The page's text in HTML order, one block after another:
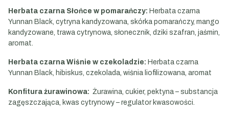
Herbata czarna Słońce w pomarańczy: Herbata czarna
Yunnan Black, cytryna kandyzowana, skórka pomarańczy, mango
kandyzowane, trawa cytrynowa, słonecznik, dziki szafran, jaśmin,
aromat.
Herbata czarna Wiśnie w czekoladzie: Herbata czarna
Yunnan Black, hibiskus, czekolada, wiśnia liofilizowana, aromat
Konfitura żurawinowa: Żurawina, cukier, pektyna – substancja
zagęszczająca, kwas cytrynowy – regulator kwasowości.